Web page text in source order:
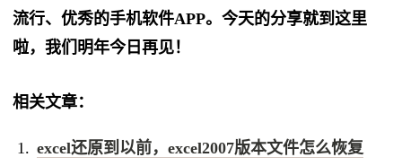
流行、优秀的手机软件APP。今天的分享就到这里
啦，我们明年今日再见！
相关文章：
excel还原到以前，excel2007版本文件怎么恢复